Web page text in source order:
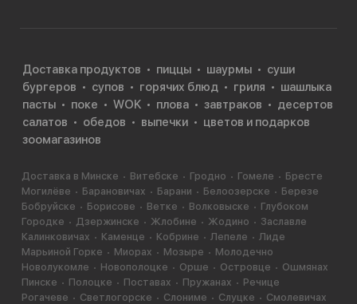
Доставка продуктов пиццы шаурмы
суши
бургеров
супов горячих блюд гриля
шашлыка
пасты
поке WOK плова завтраков
десертов
салатов
обедов выпечки
цветов и подарков
зоомагазинов
Доставка в Минске Витебске Гродно Гомеле
Бресте
Могилёве
Барановичах Барани Белоозерске
Березе
Бобруйске
Борисове Ветке Волковыске
Глубоком
Городке
Дзержинске Жлобине Жодино
Заславле
Калинковичах
Каменце Кобрине Лепеле
Лиде
Марьиной Горке
Миорах Мозыре
Молодечно
Новолукомле
Новополоцке Орше Островце
Ошмянах
Пинске
Полоцке Поставах Пружанах
Речице
Рогачеве
Светлогорске Слониме Слуцке
Смолевичах